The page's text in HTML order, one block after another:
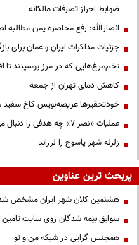
ضوابط احراز تصرفات مالکانه
انصارالله: رفع محاصره یمن
جزئیات مذاکرات ایران و عمان برای
تخم‌مرغ‌هایی که در مرز پوسیدند تا
کاهش دمای تهران از جمعه
خودتحقیرها عریضه‌نویس کاخ سفید
عملیات «نصر ۷» چه هدفی را دنبال می‌کرد؟
زلزله شهر یاسوج را لرزاند
پربحث ترین عناوین
هشتمین کلان شهر ایران مشخص
سوابق بیمه شدگان روی سایت تامین
همجنس گرایی در شبکه من و تو